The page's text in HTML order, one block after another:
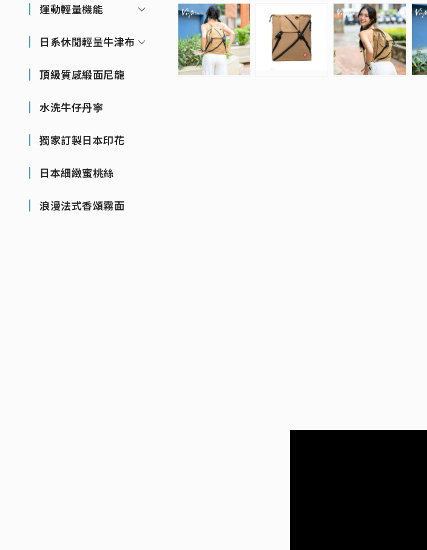
運動輕量機能
日系休閒輕量牛津布
頂級質感緞面尼龍
水洗牛仔丹寧
獨家訂製日本印花
日本細緻蜜桃絲
浪漫法式香頌霧面